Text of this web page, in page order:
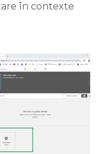
în contexte